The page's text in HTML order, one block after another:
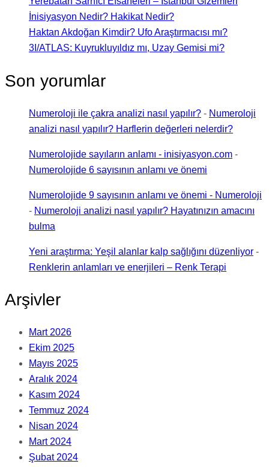
İnisiyasyon Nedir? Hakikat Nedir?
Haktan Akdoğan Kimdir? Ufo Araştırmacısı mı?
3I/ATLAS: Kuyrukluyıldız mı, Uzay Gemisi mi?
Son yorumlar
Numeroloji ile çakra analizi nasıl yapılır? - Numeroloji
analizi nasıl yapılır? Harflerin değerleri nelerdir?
Numerolojide sayıların anlamı - inisiyasyon.com -
Numerolojide 6 sayısının anlamı ve önemi
Numerolojide 9 sayısının anlamı ve önemi - Numeroloji
- Numeroloji analizi nasıl yapılır? Hayatınızın amacını
bulma
Yeni araştırma: Yeşil alanlar kalp sağlığını düzenliyor -
Renklerin anlamları ve enerjileri – Renk Terapi
Arşivler
Mart 2026
Ekim 2025
Mayıs 2025
Aralık 2024
Kasım 2024
Temmuz 2024
Nisan 2024
Mart 2024
Şubat 2024